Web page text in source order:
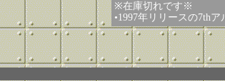
※在庫切れです※
•1997年リリースの7th